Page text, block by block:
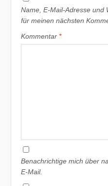
Name, E-Mail-Adresse und
für meinen nächsten
Kommentar *
Benachrichtige mich über
E-Mail.